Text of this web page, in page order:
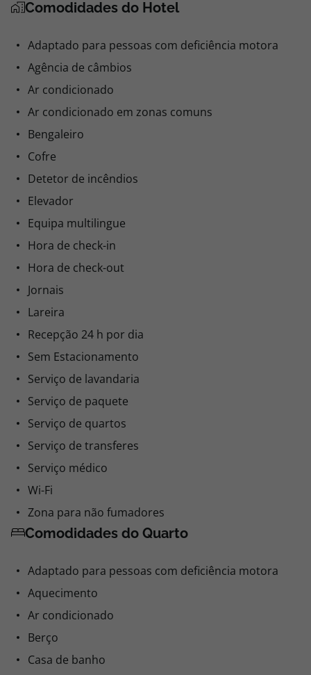
Comodidades do Hotel
Adaptado para pessoas com deficiência motora
Agência de câmbios
Ar condicionado
Ar condicionado em zonas comuns
Bengaleiro
Cofre
Detetor de incêndios
Elevador
Equipa multilingue
Hora de check-in
Hora de check-out
Jornais
Lareira
Recepção 24 h por dia
Sem Estacionamento
Serviço de lavandaria
Serviço de paquete
Serviço de quartos
Serviço de transferes
Serviço médico
Wi-Fi
Zona para não fumadores
Comodidades do Quarto
Adaptado para pessoas com deficiência motora
Aquecimento
Ar condicionado
Berço
Casa de banho